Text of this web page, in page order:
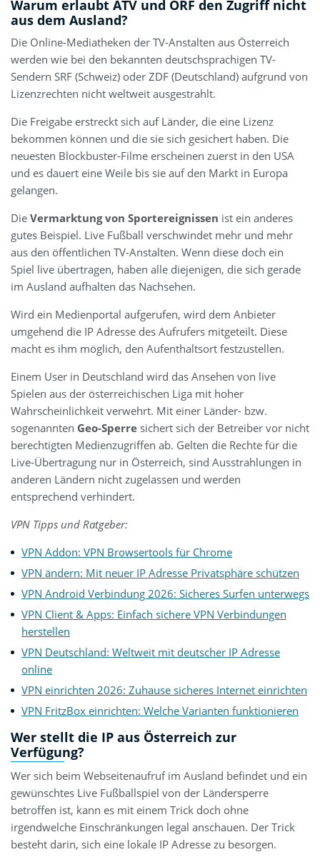
Warum erlaubt ATV und ORF den Zugriff nicht
aus dem Ausland?
Die Online-Mediatheken der TV-Anstalten aus Österreich
werden wie bei den bekannten deutschsprachigen TV-
Sendern SRF (Schweiz) oder ZDF (Deutschland) aufgrund von
Lizenzrechten nicht weltweit ausgestrahlt.
Die Freigabe erstreckt sich auf Länder, die eine Lizenz
bekommen können und die sie sich gesichert haben. Die
neuesten Blockbuster-Filme erscheinen zuerst in den USA
und es dauert eine Weile bis sie auf den Markt in Europa
gelangen.
Die Vermarktung von Sportereignissen ist ein anderes
gutes Beispiel. Live Fußball verschwindet mehr und mehr
aus den öffentlichen TV-Anstalten. Wenn diese doch ein
Spiel live übertragen, haben alle diejenigen, die sich gerade
im Ausland aufhalten das Nachsehen.
Wird ein Medienportal aufgerufen, wird dem Anbieter
umgehend die IP Adresse des Aufrufers mitgeteilt. Diese
macht es ihm möglich, den Aufenthaltsort festzustellen.
Einem User in Deutschland wird das Ansehen von live
Spielen aus der österreichischen Liga mit hoher
Wahrscheinlichkeit verwehrt. Mit einer Länder- bzw.
sogenannten Geo-Sperre sichert sich der Betreiber vor nicht
berechtigten Medienzugriffen ab. Gelten die Rechte für die
Live-Übertragung nur in Österreich, sind Ausstrahlungen in
anderen Ländern nicht zugelassen und werden
entsprechend verhindert.
VPN Tipps und Ratgeber:
VPN Addon: VPN Browsertools für Chrome
VPN ändern: Mit neuer IP Adresse Privatsphäre schützen
VPN Android Verbindung 2026: Sicheres Surfen unterwegs
VPN Client & Apps: Einfach sichere VPN Verbindungen
herstellen
VPN Deutschland: Weltweit mit deutscher IP Adresse
online
VPN einrichten 2026: Zuhause sicheres Internet einrichten
VPN FritzBox einrichten: Welche Varianten funktionieren
Wer stellt die IP aus Österreich zur
Verfügung?
Wer sich beim Webseitenaufruf im Ausland befindet und ein
gewünschtes Live Fußballspiel von der Ländersperre
betroffen ist, kann es mit einem Trick doch ohne
irgendwelche Einschränkungen legal anschauen. Der Trick
besteht darin, sich eine lokale IP Adresse zu besorgen.